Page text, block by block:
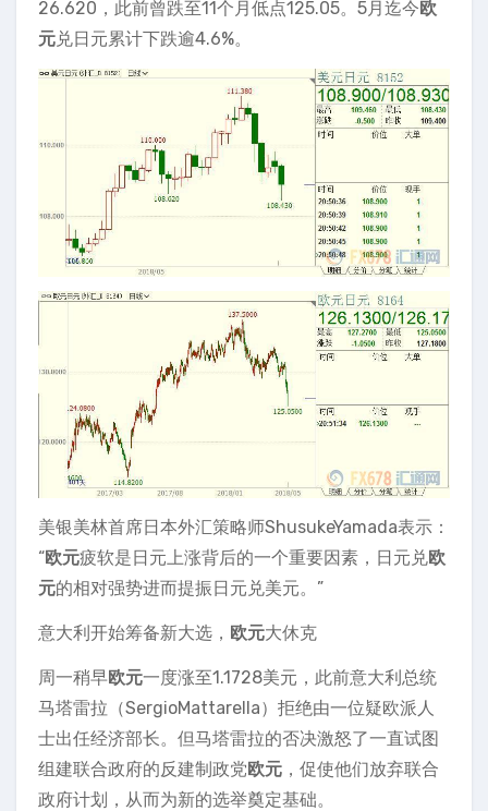
26.620，此前曾跌至11个月低点125.05。5月迄今欧
元兑日元累计下跌逾4.6%。
美银美林首席日本外汇策略师ShusukeYamada表示：
“欧元疲软是日元上涨背后的一个重要因素，日元兑欧
元的相对强势进而提振日元兑美元。”
意大利开始筹备新大选， 欧元大休克
周一稍早欧元一度涨至1.1728美元，此前意大利总统
马塔雷拉（SergioMattarella）拒绝由一位疑欧派人
士出任经济部长。但马塔雷拉的否决激怒了一直试图
组建联合政府的反建制政党欧元 ，促使他们放弃联合
政府计划，从而为新的选举奠定基础。